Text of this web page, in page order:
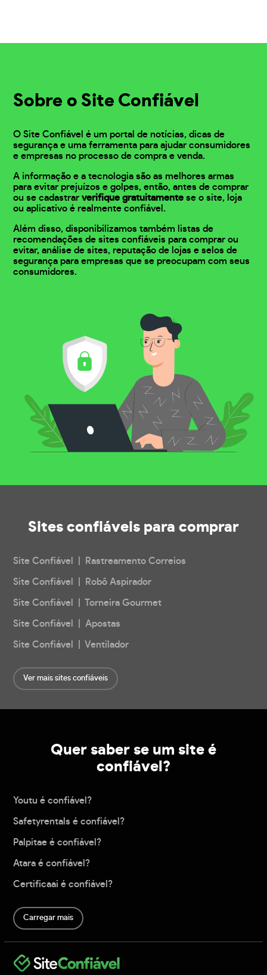
Sobre o Site Confiável
O Site Confiável é um portal de notícias, dicas de
segurança e uma ferramenta para ajudar consumidores
e empresas no processo de compra e venda.
A informação e a tecnologia são as melhores armas
para evitar prejuízos e golpes, então, antes de comprar
ou se cadastrarverifique gratuitamente se o site, loja
ou aplicativo é realmente confiável.
Além disso, disponibilizamos também listas de
recomendações de sites confiáveis para comprar ou
evitar, análise de sites, reputação de lojas e selos de
segurança para empresas que se preocupam com seus
consumidores.
Sites confiáveis para comprar
Site Confiável | Rastreamento Correios
Site Confiável | Robô Aspirador
Site Confiável | Torneira Gourmet
Site Confiável | Apostas
Site Confiável | Ventilador
Ver mais sites confiáveis
Quer saber se um site é
confiável?
Youtu é confiável?
Safetyrentals é confiável?
Palpitae é confiável?
Atara é confiável?
Certificaai é confiável?
Carregar mais